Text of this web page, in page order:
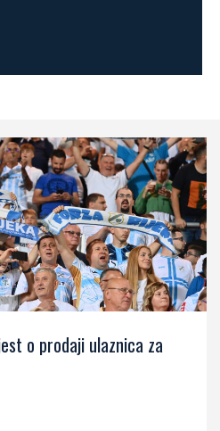
o prodaji ulaznica za